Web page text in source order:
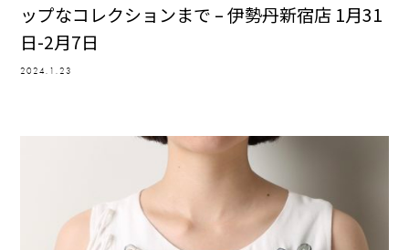
ップなコレクションまで – 伊勢丹新宿店 1月31
日-2月7日
2024.1.23